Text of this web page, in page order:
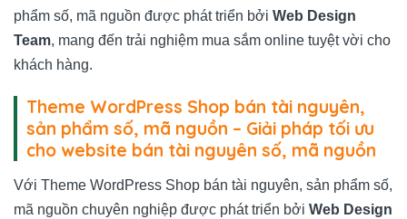
phẩm số, mã nguồn được phát triển bởi Web Design
Team, mang đến trải nghiệm mua sắm online tuyệt vời cho
khách hàng.
Theme WordPress Shop bán tài nguyên,
sản phẩm số, mã nguồn – Giải pháp tối ưu
cho website bán tài nguyên số, mã nguồn
Với Theme WordPress Shop bán tài nguyên, sản phẩm số,
mã nguồn chuyên nghiệp được phát triển bởi Web Design